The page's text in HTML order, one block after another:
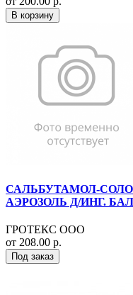
В корзину
САЛЬБУТАМОЛ-
АЭРОЗОЛЬ Д/ИНГ.
ГРОТЕКС ООО
от 208.00 р.
Под заказ